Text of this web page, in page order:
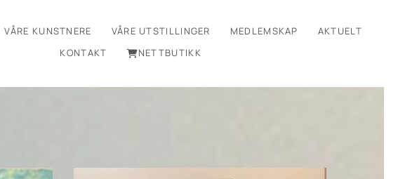
VÅRE KUNSTNERE VÅRE UTSTILLINGER MEDLEMSKAP
AKTUELT
KONTAKT
NETTBUTIKK